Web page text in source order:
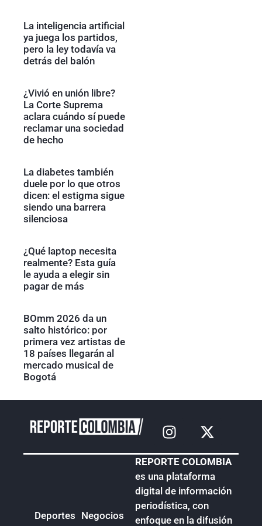
La inteligencia artificial
ya juega los partidos,
pero la ley todavía va
detrás del balón
¿Vivió en unión libre?
La Corte Suprema
aclara cuándo sí puede
reclamar una sociedad
de hecho
La diabetes también
duele por lo que otros
dicen: el estigma sigue
siendo una barrera
silenciosa
¿Qué laptop necesita
realmente? Esta guía
le ayuda a elegir sin
pagar de más
BOmm 2026 da un
salto histórico: por
primera vez artistas de
18 países llegarán al
mercado musical de
Bogotá
Deportes Negocios
REPORTE COLOMBIA
es una plataforma
digital de información
periodística, con
enfoque en la difusión